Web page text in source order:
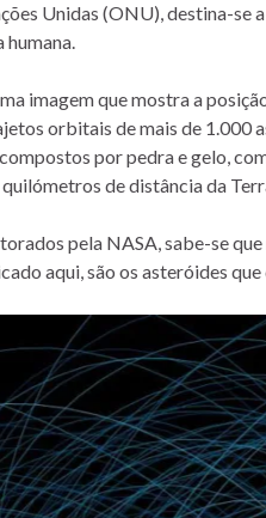
Unidas (ONU), destina-se
imagem que mostra a
orbitais de mais de
por pedra e gelo,
de distância da
pela NASA, sabe-se
aqui, são os asteróides